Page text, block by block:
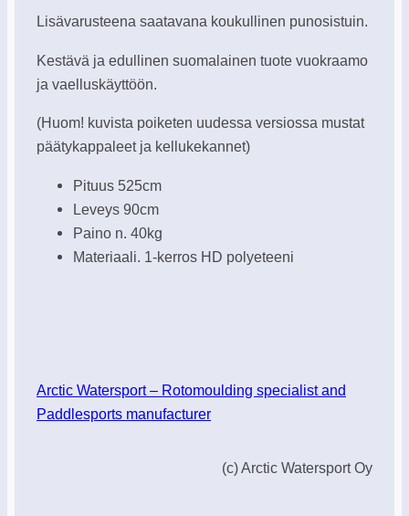
Lisävarusteena saatavana koukullinen punosistuin.
Kestävä ja edullinen suomalainen tuote vuokraamo
ja vaelluskäyttöön.
(Huom! kuvista poiketen uudessa versiossa mustat
päätykappaleet ja kellukekannet)
Pituus 525cm
Leveys 90cm
Paino n. 40kg
Materiaali. 1-kerros HD polyeteeni
Arctic Watersport – Rotomoulding specialist and
Paddlesports manufacturer
(c) Arctic Watersport Oy